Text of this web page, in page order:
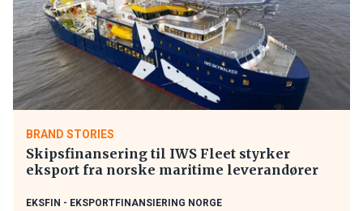
BRAND STORIES
Skipsfinansering til IWS Fleet styrker
eksport fra norske maritime leverandører
EKSFIN - EKSPORTFINANSIERING NORGE